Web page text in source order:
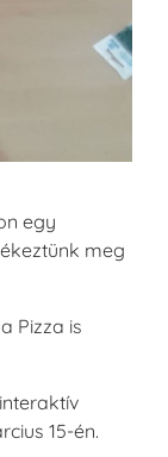
egy
meg
Pizza is
15-én.